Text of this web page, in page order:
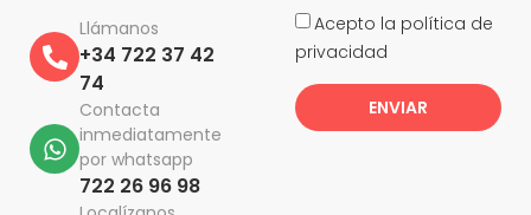
Llámanos
+34 722 37 42
74
Contacta
inmediatamente
por whatsapp
722 26 96 98
Acepto la política de
privacidad
ENVIAR